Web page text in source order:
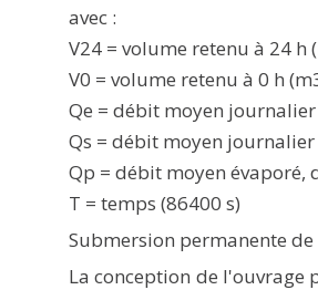
avec :
V24 = volume retenu à 24 h
V0 = volume retenu à 0 h
Qe = débit moyen
Qs = débit moyen
Qp = débit moyen évaporé,
T = temps (86400 s)
Submersion permanente
La conception de l'ouvrage